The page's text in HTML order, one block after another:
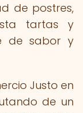
de postres,
tartas y
de sabor y
Justo en
de un